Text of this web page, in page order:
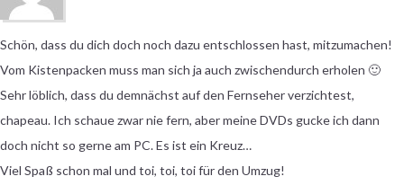
Schön, dass du dich doch noch dazu entschlossen hast, mitzumachen!
Vom Kistenpacken muss man sich ja auch zwischendurch erholen 🙂
Sehr löblich, dass du demnächst auf den Fernseher verzichtest,
chapeau. Ich schaue zwar nie fern, aber meine DVDs gucke ich dann
doch nicht so gerne am PC. Es ist ein Kreuz…
Viel Spaß schon mal und toi, toi, toi für den Umzug!